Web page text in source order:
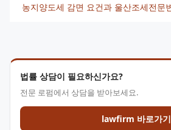
법률 상담이 필요하신가요?
전문 로펌에서 상담을 받아보세요.
lawfirm 바로가기